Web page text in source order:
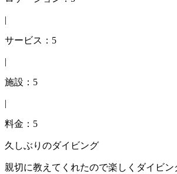
|
サービス：5
|
施設：5
|
料金：5
久しぶりのダイビング
親切に教えてくれたので楽しくダイビン